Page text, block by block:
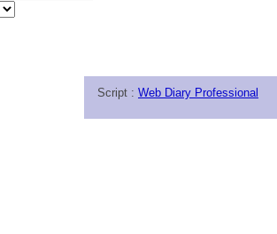
Script : Web Diary Professional